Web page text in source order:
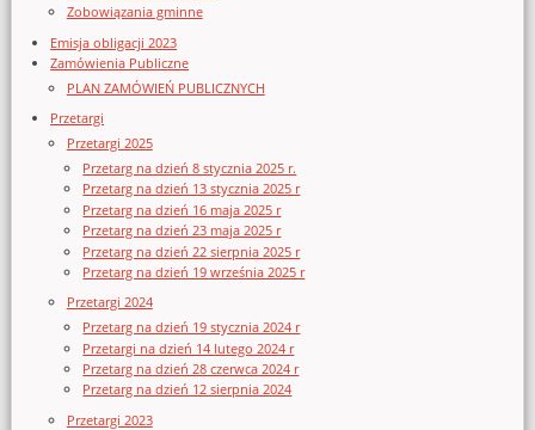
Zobowiązania gminne
Emisja obligacji 2023
Zamówienia Publiczne
PLAN ZAMÓWIEŃ PUBLICZNYCH
Przetargi
Przetargi 2025
Przetarg na dzień 8 stycznia 2025 r.
Przetarg na dzień 13 stycznia 2025 r
Przetarg na dzień 16 maja 2025 r
Przetarg na dzień 23 maja 2025 r
Przetarg na dzień 22 sierpnia 2025 r
Przetarg na dzień 19 września 2025 r
Przetargi 2024
Przetarg na dzień 19 stycznia 2024 r
Przetargi na dzień 14 lutego 2024 r
Przetarg na dzień 28 czerwca 2024 r
Przetarg na dzień 12 sierpnia 2024
Przetargi 2023